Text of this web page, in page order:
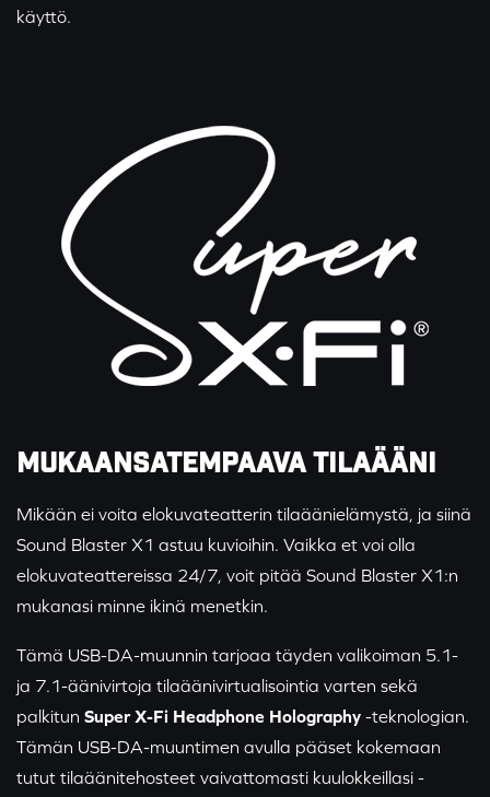
käyttö.
MUKAANSATEMPAAVA TILAÄÄNI
Mikään ei voita elokuvateatterin tilaäänielämystä, ja siinä
Sound Blaster X1 astuu kuvioihin. Vaikka et voi olla
elokuvateattereissa 24/7, voit pitää Sound Blaster X1:n
mukanasi minne ikinä menetkin.
Tämä USB-DA-muunnin tarjoaa täyden valikoiman 5.1-
ja 7.1-äänivirtoja tilaäänivirtualisointia varten sekä
palkitun Super X-Fi Headphone Holography -teknologian.
Tämän USB-DA-muuntimen avulla pääset kokemaan
tutut tilaäänitehosteet vaivattomasti kuulokkeillasi -